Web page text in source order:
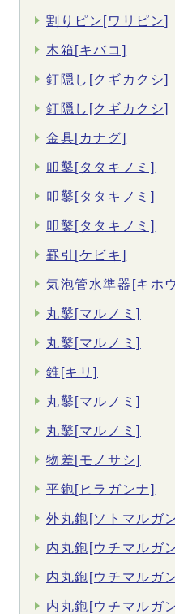
割りピン[ワリピン]
木箱[キバコ]
釘隠し[クギカクシ]
釘隠し[クギカクシ]
金具[カナグ]
叩鑿[タタキノミ]
叩鑿[タタキノミ]
叩鑿[タタキノミ]
罫引[ケビキ]
気泡管水準器[キホ
丸鑿[マルノミ]
丸鑿[マルノミ]
錐[キリ]
丸鑿[マルノミ]
丸鑿[マルノミ]
物差[モノサシ]
平鉋[ヒラガンナ]
外丸鉋[ソトマルガ
内丸鉋[ウチマルガ
内丸鉋[ウチマルガ
内丸鉋[ウチマルガ